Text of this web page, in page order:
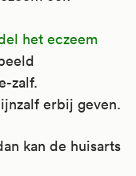
het eczeem
zalf.
erbij geven.
kan de huisarts